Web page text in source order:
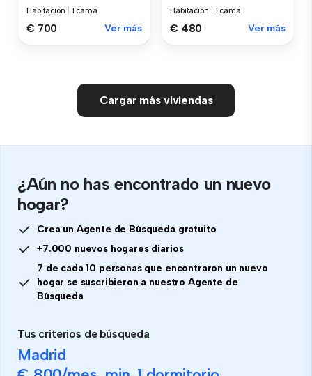
Habitación 1 cama
€ 700 Ver más
Habitación 1 cama
€ 480 Ver más
Cargar más viviendas
¿Aún no has encontrado un nuevo
hogar?
Crea un Agente de Búsqueda gratuito
+7.000 nuevos hogares diarios
7 de cada 10 personas que encontraron un nuevo
hogar se suscribieron a nuestro Agente de
Búsqueda
Tus criterios de búsqueda
Madrid